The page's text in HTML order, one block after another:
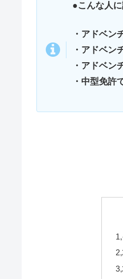
●こんな人
・アドベン
・アドベン
・アドベン
・中型免許